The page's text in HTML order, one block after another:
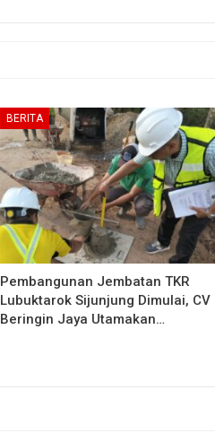
BERITA
Pembangunan Jembatan TKR
Lubuktarok Sijunjung Dimulai, CV
Beringin Jaya Utamakan…